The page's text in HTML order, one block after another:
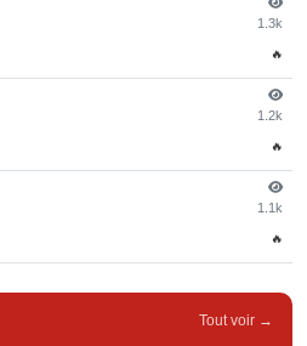
1.3k
🔥
1.2k
🔥
1.1k
🔥
Tout voir →